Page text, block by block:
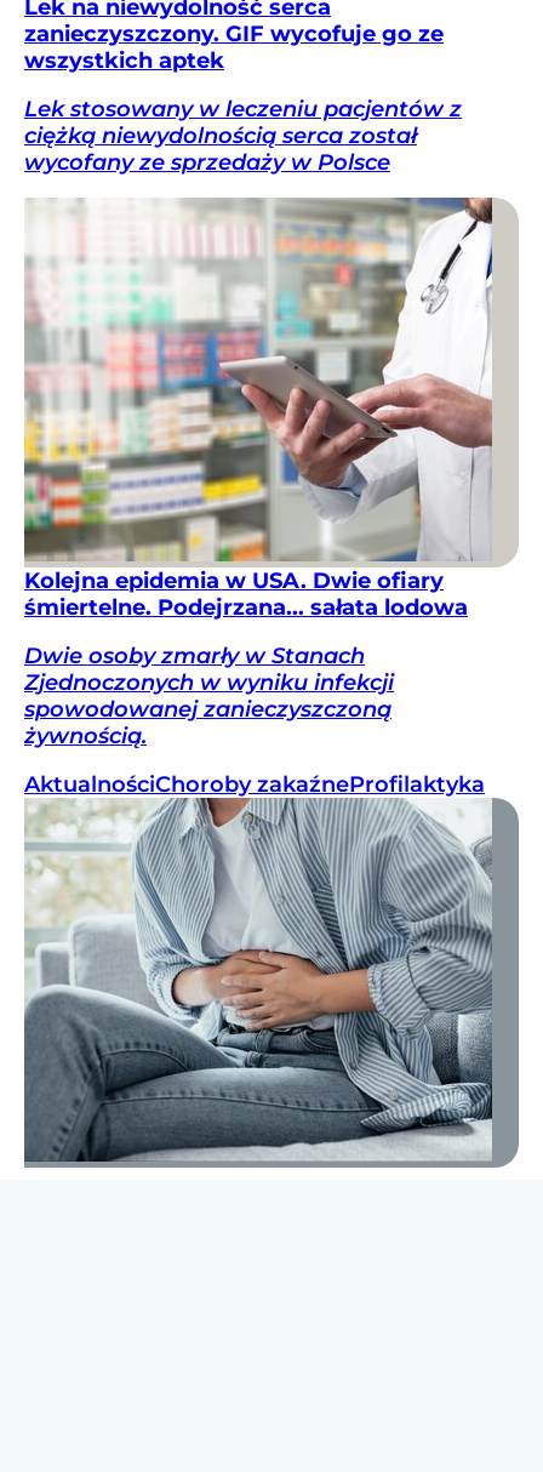
Lek na niewydolność serca
zanieczyszczony. GIF wycofuje go ze
wszystkich aptek
Lek stosowany w leczeniu pacjentów z
ciężką niewydolnością serca został
wycofany ze sprzedaży w Polsce
Kolejna epidemia w USA. Dwie ofiary
śmiertelne. Podejrzana... sałata lodowa
Dwie osoby zmarły w Stanach
Zjednoczonych w wyniku infekcji
spowodowanej zanieczyszczoną
żywnością.
AktualnościChoroby zakaźneProfilaktyka